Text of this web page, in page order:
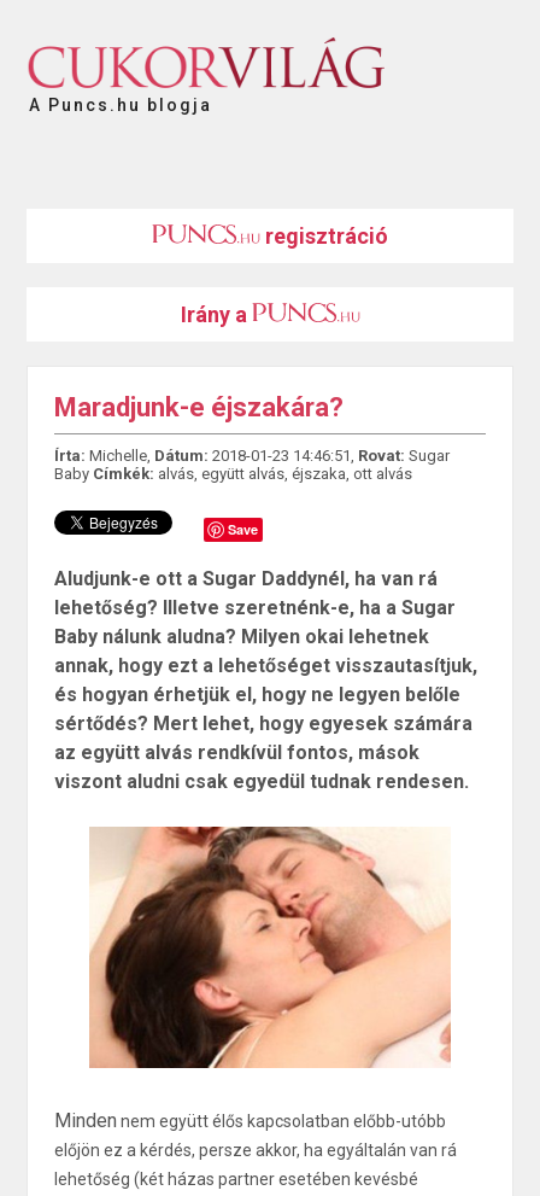
A Puncs.hu blogja
regisztráció
Irány a
Maradjunk-e éjszakára?
Írta: Michelle, Dátum: 2018-01-23 14:46:51, Rovat: Sugar
Baby Címkék: alvás, együtt alvás, éjszaka, ott alvás
Save
Aludjunk-e ott a Sugar Daddynél, ha van rá
lehetőség? Illetve szeretnénk-e, ha a Sugar
Baby nálunk aludna? Milyen okai lehetnek
annak, hogy ezt a lehetőséget visszautasítjuk,
és hogyan érhetjük el, hogy ne legyen belőle
sértődés? Mert lehet, hogy egyesek számára
az együtt alvás rendkívül fontos, mások
viszont aludni csak egyedül tudnak rendesen.
Minden nem együtt élős kapcsolatban előbb-utóbb
előjön ez a kérdés, persze akkor, ha egyáltalán van rá
lehetőség (két házas partner esetében kevésbé